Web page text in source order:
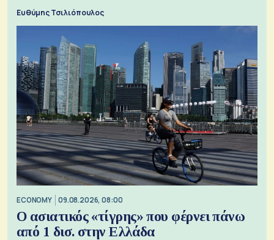
Ευθύμης Τσιλιόπουλος
ECONOMY 09.08.2026, 08:00
Ο ασιατικός «τίγρης» που φέρνει πάνω
από 1 δισ. στην Ελλάδα